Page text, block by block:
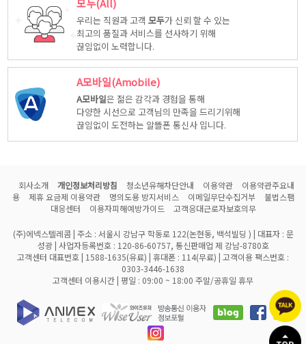
우리는 직원과 고객모두가 신뢰 할 수 있는
최고의 품질과 서비스를 선사하기 위해
끊임없이 노력합니다.
A모바일(Amobile)
A모바일은 젊은 감각과 경험을 통해
다양한 시선으로 고객님의 만족을 드리기위해
끊임없이 도전하는 알뜰폰 통신사 입니다.
회사소개 개인정보처리방침 청소년유해차단안내 이용약관
이용약관주요내
용
제휴 요금제 이용약관 명의도용 방지서비스 이메일무단수집거부
불법스팸
대응센터
이용자피해예방가이드 고객응대근로자보호의무
(주)에넥스텔레콤 | 주소 : 서울시 강남구 학동로 122(논현동, 백석빌딩 ) | 대표자 : 문
성광 | 사업자등록번호 : 120-86-60757, 통신판매업 제 강남-8780호
고객센터 대표번호 | 1588-1635(유료) | 휴대폰 : 114(무료) | 고객이용 팩스번호 :
0303-3446-1638
고객센터 이용시간 | 평일 : 09:00 ~ 18:00 주말/공휴일 휴무